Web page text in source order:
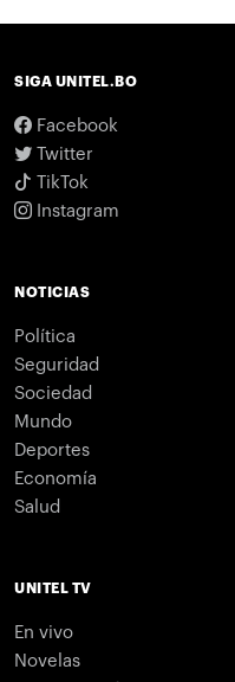
SIGA UNITEL.BO
Facebook
Twitter
TikTok
Instagram
NOTICIAS
Política
Seguridad
Sociedad
Mundo
Deportes
Economía
Salud
UNITEL TV
En vivo
Novelas